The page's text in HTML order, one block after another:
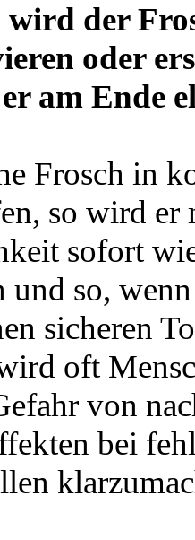
der
oder
am Ende
Frosch in
so wird er
sofort
und so,
sicheren
oft
von
bei